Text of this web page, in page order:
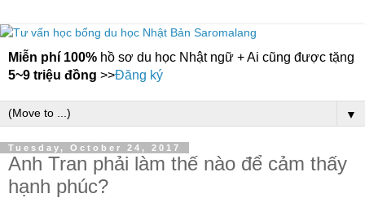
Miễn phí 100% hồ sơ du học Nhật ngữ + Ai cũng được tặng
5~9 triệu đồng >>Đăng ký
▼
Tuesday, October 24, 2017
Anh Tran phải làm thế nào để cảm thấy
hạnh phúc?